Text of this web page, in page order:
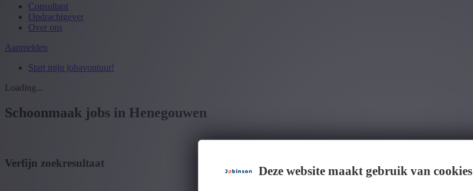
Deze website maakt gebruik van cookies
Consultant
Opdrachtgever
Over ons
Aanmelden
Start mijn jobavontuur!
Loading...
Schoonmaak jobs in Henegouwen
Verfijn zoekresultaat Wij hebben jobs voor jou gevonden.